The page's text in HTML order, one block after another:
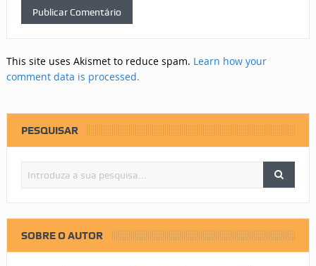
This site uses Akismet to reduce spam. Learn how your
comment data is processed.
PESQUISAR
SOBRE O AUTOR